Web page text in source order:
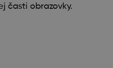
časti obrazovky.